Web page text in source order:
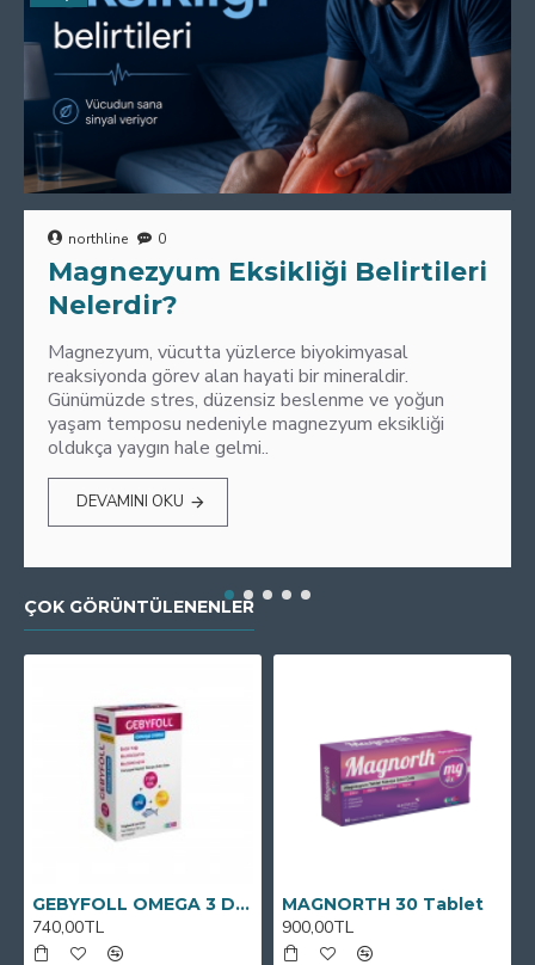
northline 0
Magnezyum Eksikliği Belirtileri
Nelerdir?
Magnezyum, vücutta yüzlerce biyokimyasal
reaksiyonda görev alan hayati bir mineraldir.
Günümüzde stres, düzensiz beslenme ve yoğun
yaşam temposu nedeniyle magnezyum eksikliği
oldukça yaygın hale gelmi..
DEVAMINI OKU
ÇOK GÖRÜNTÜLENENLER
GEBYFOLL OMEGA 3 DHA
740,00TL
MAGNORTH 30 Tablet
900,00TL